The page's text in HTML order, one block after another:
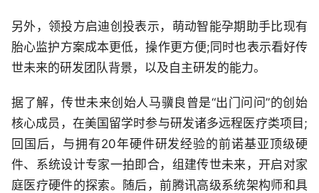
另外，领投方启迪创投表示，萌动智能孕期助手比现有
胎心监护方案成本更低，操作更方便;同时也表示看好传
世未来的研发团队背景，以及自主研发的能力。
据了解，传世未来创始人马骥良曾是“出门问问”的创始
核心成员，在美国留学时参与研发诸多远程医疗类项目;
回国后，与拥有20年硬件研发经验的前诺基亚顶级硬
件、系统设计专家一拍即合，组建传世未来，开启对家
庭医疗硬件的探索。随后，前腾讯高级系统架构师和具